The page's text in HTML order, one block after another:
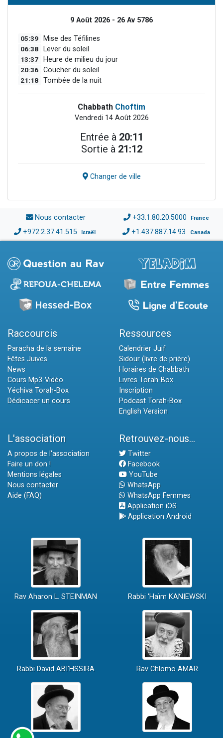
9 Août 2026 - 26 Av 5786
05:39 Mise des Téfilines
06:38 Lever du soleil
13:37 Heure de milieu du jour
20:36 Coucher du soleil
21:18 Tombée de la nuit
Chabbath Choftim
Vendredi 14 Août 2026
Entrée à 20:11
Sortie à 21:12
Changer de ville
Nous contacter +33.1.80.20.5000 France
+972.2.37.41.515 Israël +1.437.887.14.93 Canada
Raccourcis
Paracha de la semaine
Fêtes Juives
News
Cours Mp3-Vidéo
Yéchiva Torah-Box
Dédicacer un cours
Ressources
Calendrier Juif
Sidour (livre de prière)
Horaires de Chabbath
Livres Torah-Box
Inscription
Podcast Torah-Box
English Version
L'association
A propos de l'association
Faire un don !
Mentions légales
Nous contacter
Aide (FAQ)
Retrouvez-nous...
Twitter
Facebook
YouTube
WhatsApp
WhatsApp Femmes
Application iOS
Application Android
Rav Aharon L. STEINMAN Rabbi 'Haïm KANIEWSKI
Rabbi David ABI'HSSIRA Rav Chlomo AMAR